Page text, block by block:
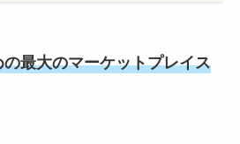
最大のマーケットプレイス